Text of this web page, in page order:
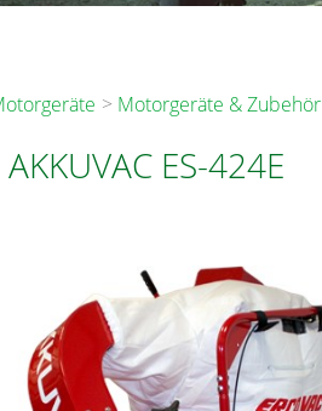
Motorgeräte & Zubehör
AKKUVAC ES-424E